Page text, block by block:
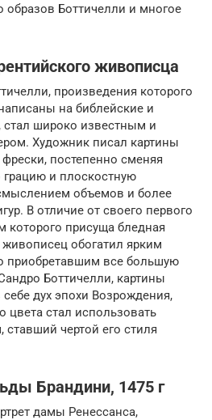
образов Боттичелли и многое
живописца
произведения которого
на библейские и
широко известным и
Художник писал картины
постепенно сменяя
и плоскостную
объемов и более
В отличие от своего первого
которого присуща бледная
обогатил ярким
приобретавшим все большую
Боттичелли, картины
дух эпохи Возрождения,
цвета стал использовать
чертой его стиля
Брандини, 1475 г
дамы Ренессанса,